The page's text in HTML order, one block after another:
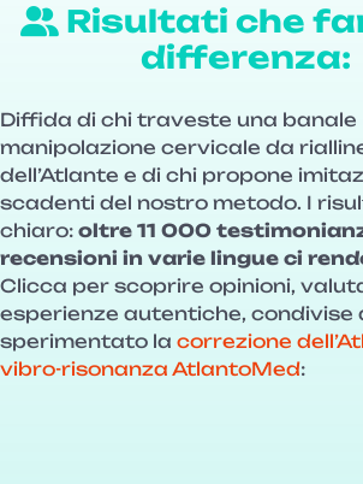
Risultati che
differenza:
Diffida di chi traveste una banale
manipolazione cervicale da
dell’Atlante e di chi propone
scadenti del nostro metodo. I
chiaro: oltre 11 000
recensioni in varie lingue ci
Clicca per scoprire opinioni,
esperienze autentiche, condivise
sperimentato la correzione
vibro-risonanza AtlantoMed: